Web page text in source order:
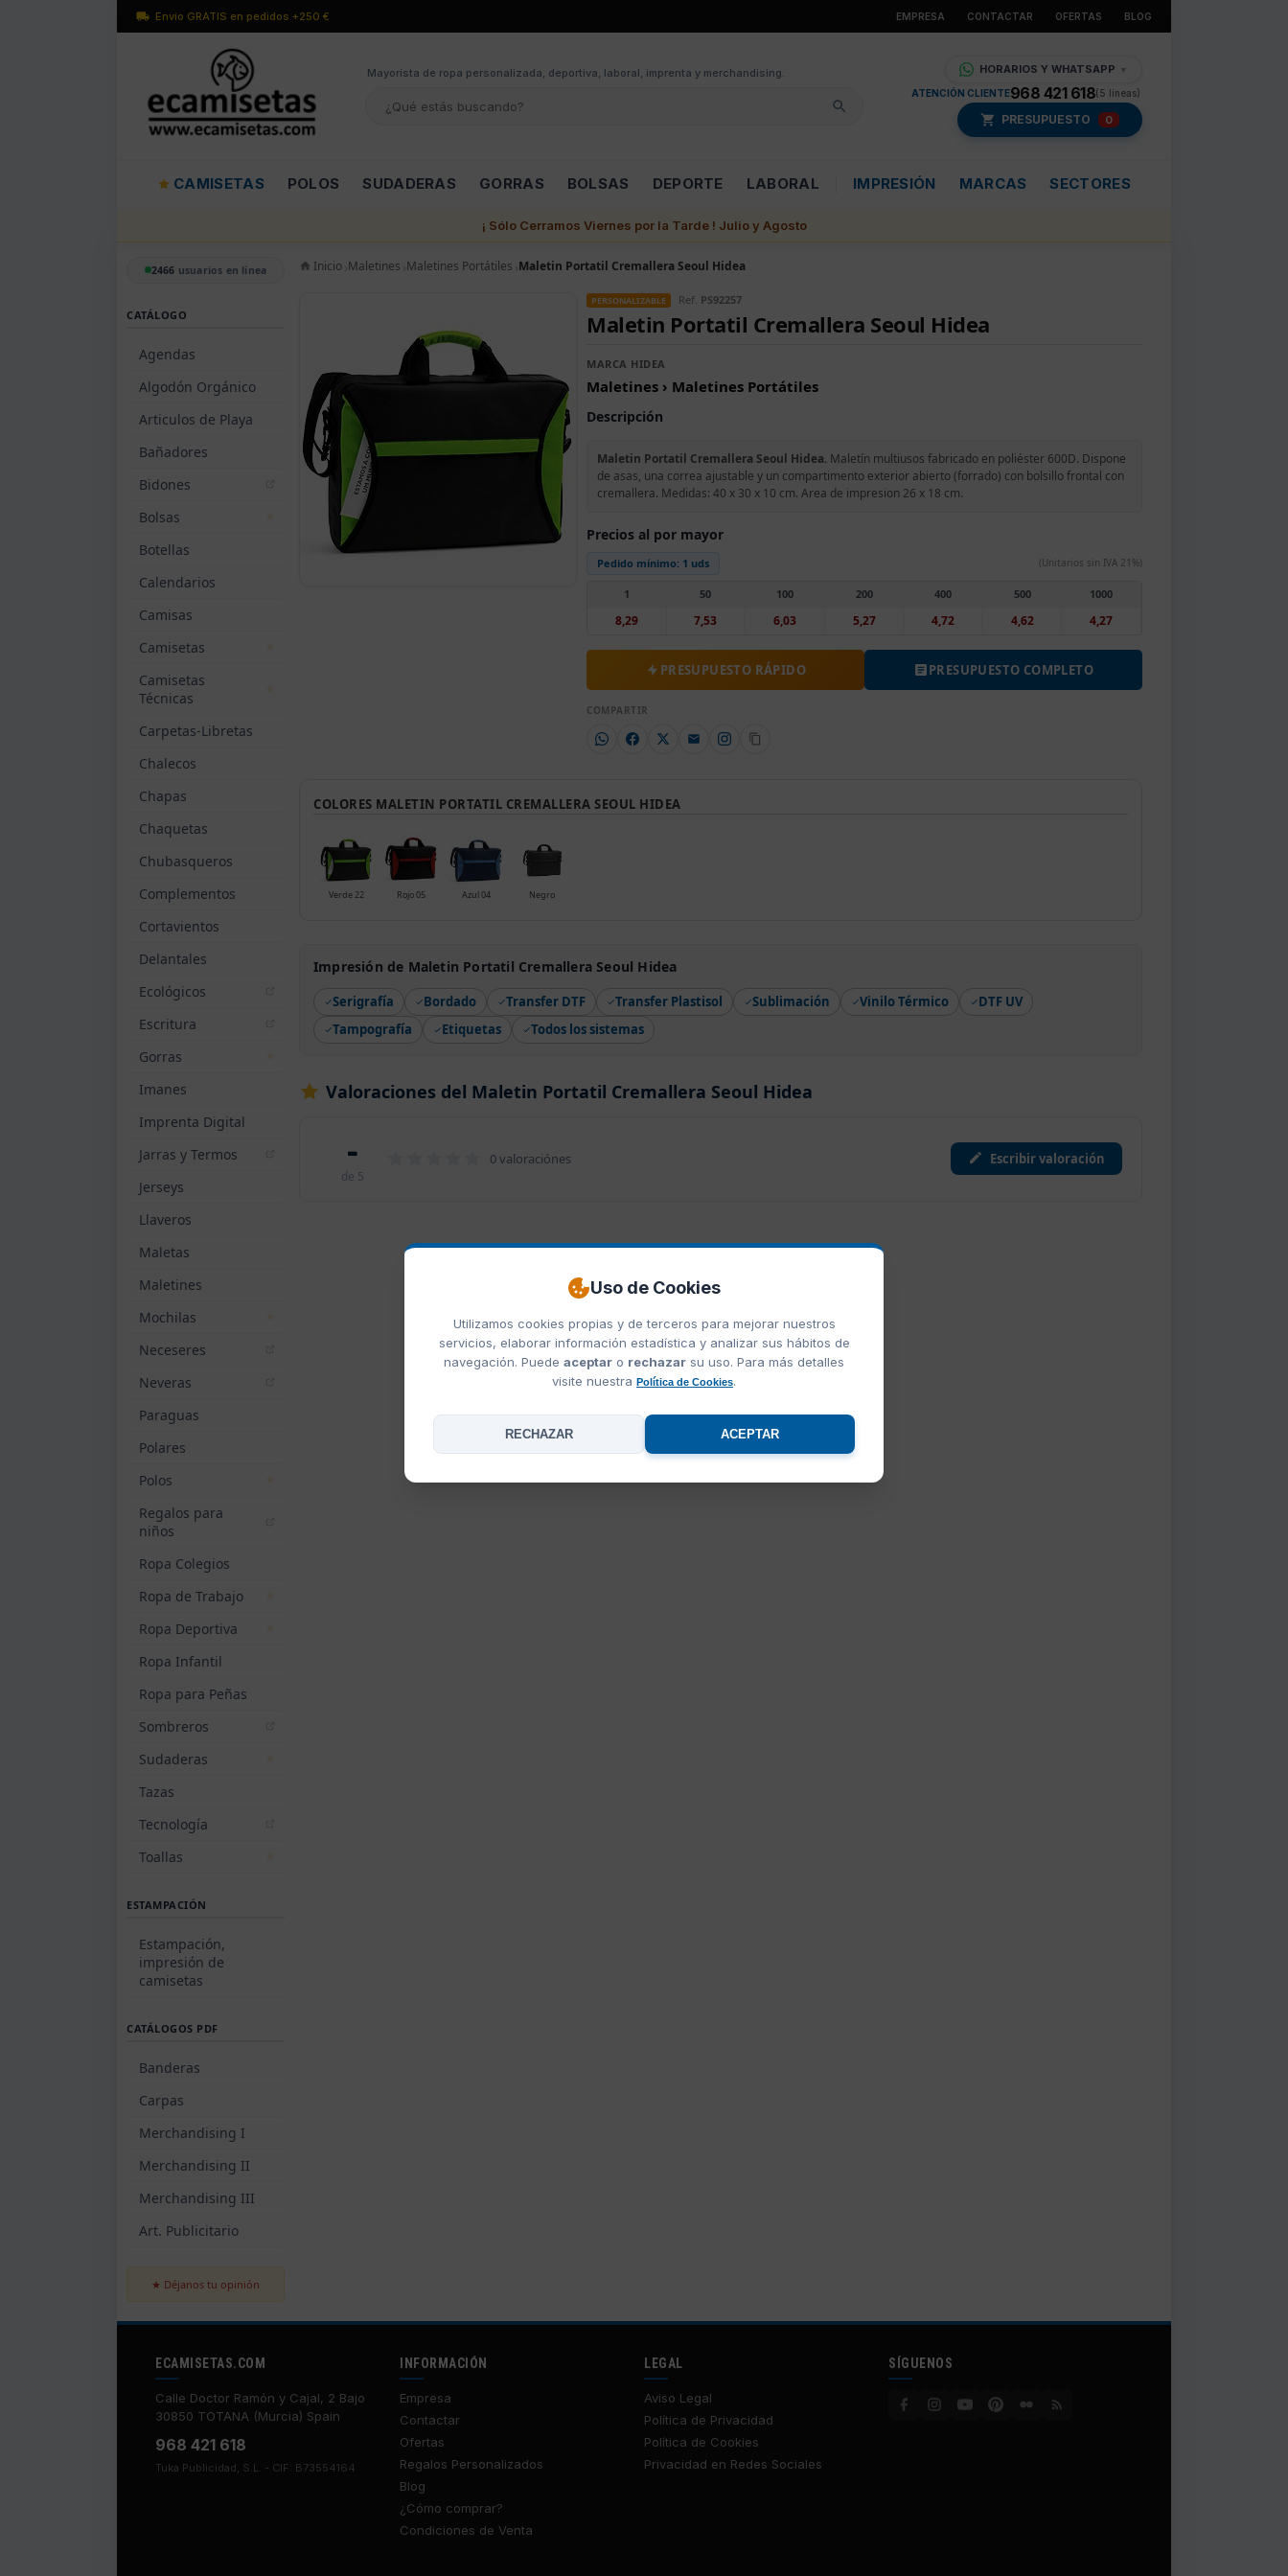
Envío GRATIS en pedidos +250 € EMPRESA CONTACTAR OFERTAS BLOG
Mayorísta de ropa personalizada, deportiva, laboral, imprenta y merchandising. HORARIOS Y WHATSAPP ▼
ATENCIÓN CLIENTE968 421 618(5 líneas)
PRESUPUESTO 0
CAMISETAS POLOS SUDADERAS GORRAS BOLSAS DEPORTE LABORAL IMPRESIÓN MARCAS SECTORES
¡ Sólo Cerramos Viernes por la Tarde ! Julio y Agosto
Uso de Cookies
Utilizamos cookies propias y de terceros para mejorar nuestros
servicios, elaborar información estadística y analizar sus hábitos de
navegación. Puede aceptar o rechazar su uso. Para más detalles
visite nuestra Política de Cookies.
RECHAZAR ACEPTAR
2466 usuarios en línea
CATÁLOGO
Agendas
Algodón Orgánico
Articulos de Playa
Bañadores
Bidones
Bolsas
Botellas
Calendarios
Camisas
Camisetas
Camisetas
Técnicas
Carpetas-Libretas
Chalecos
Chapas
Chaquetas
Chubasqueros
Complementos
Cortavientos
Delantales
Ecológicos
Escritura
Gorras
Imanes
Imprenta Digital
Jarras y Termos
Jerseys
Llaveros
Maletas
Maletines
Mochilas
Neceseres
Neveras
Paraguas
Polares
Polos
Regalos para
niños
Ropa Colegios
Ropa de Trabajo
Ropa Deportiva
Ropa Infantil
Ropa para Peñas
Sombreros
Sudaderas
Tazas
Tecnología
Toallas
ESTAMPACIÓN
Estampación,
impresión de
camisetas
CATÁLOGOS PDF
Banderas
Carpas
Merchandising I
Merchandising II
Merchandising III
Art. Publicitario
★ Déjanos tu opinión
Inicio Maletines Maletines Portátiles Maletin Portatil Cremallera Seoul Hidea
PERSONALIZABLE Ref. PS92257
Maletin Portatil Cremallera Seoul Hidea
MARCA HIDEA
Maletines › Maletines Portátiles
Descripción
Maletin Portatil Cremallera Seoul Hidea. Maletín multiusos fabricado en poliéster 600D. Dispone
de asas, una correa ajustable y un compartimento exterior abierto (forrado) con bolsillo frontal con
cremallera. Medidas: 40 x 30 x 10 cm. Area de impresion 26 x 18 cm.
Precios al por mayor
Pedido mínimo: 1 uds (Unitarios sin IVA 21%)
1
8,29
50
7,53
100
6,03
200
5,27
400
4,72
500
4,62
1000
4,27
PRESUPUESTO RÁPIDO PRESUPUESTO COMPLETO
COMPARTIR
COLORES MALETIN PORTATIL CREMALLERA SEOUL HIDEA
Verde 22 Rojo 05 Azul 04 Negro
Impresión de Maletin Portatil Cremallera Seoul Hidea
Serigrafía Bordado Transfer DTF Transfer Plastisol Sublimación Vinilo Térmico
DTF UV
Tampografía
Etiquetas Todos los sistemas
Valoraciones del Maletin Portatil Cremallera Seoul Hidea
-
de 5
0 valoraciónes Escribir valoración
ECAMISETAS.COM
Calle Doctor Ramón y Cajal, 2 Bajo
30850 TOTANA (Murcia) Spain
968 421 618
Tuka Publicidad, S.L. - CIF: B73554164
INFORMACIÓN
Empresa
Contactar
Ofertas
Regalos Personalizados
Blog
¿Cómo comprar?
Condiciones de Venta
LEGAL
Aviso Legal
Política de Privacidad
Política de Cookies
Privacidad en Redes Sociales
SÍGUENOS